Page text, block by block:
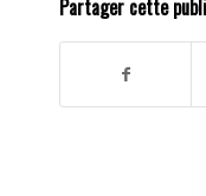
Partager cette